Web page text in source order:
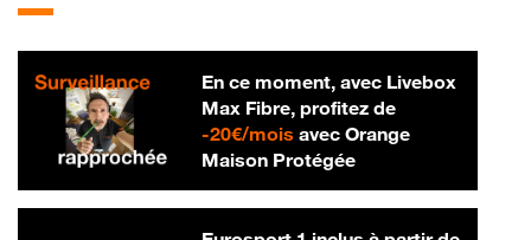
En ce moment, avec Livebox
Max Fibre, profitez de
-20€/mois20 € par mois
avec Orange
Maison Protégée